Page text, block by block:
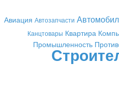
Авиация Автозапчасти
Канцтовары Квартира
Промышленность